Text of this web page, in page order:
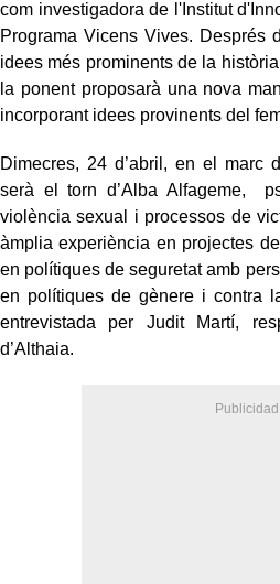
com investigadora de l'Institut
Programa Vicens Vives. Després
idees més prominents de la
la ponent proposarà una nova
incorporant idees provinents del
Dimecres, 24 d’abril, en el marc
serà el torn d’Alba Alfageme,
violència sexual i processos de
àmplia experiència en projectes
en polítiques de seguretat amb
en polítiques de gènere i contra
entrevistada per Judit Martí,
d’Althaia.